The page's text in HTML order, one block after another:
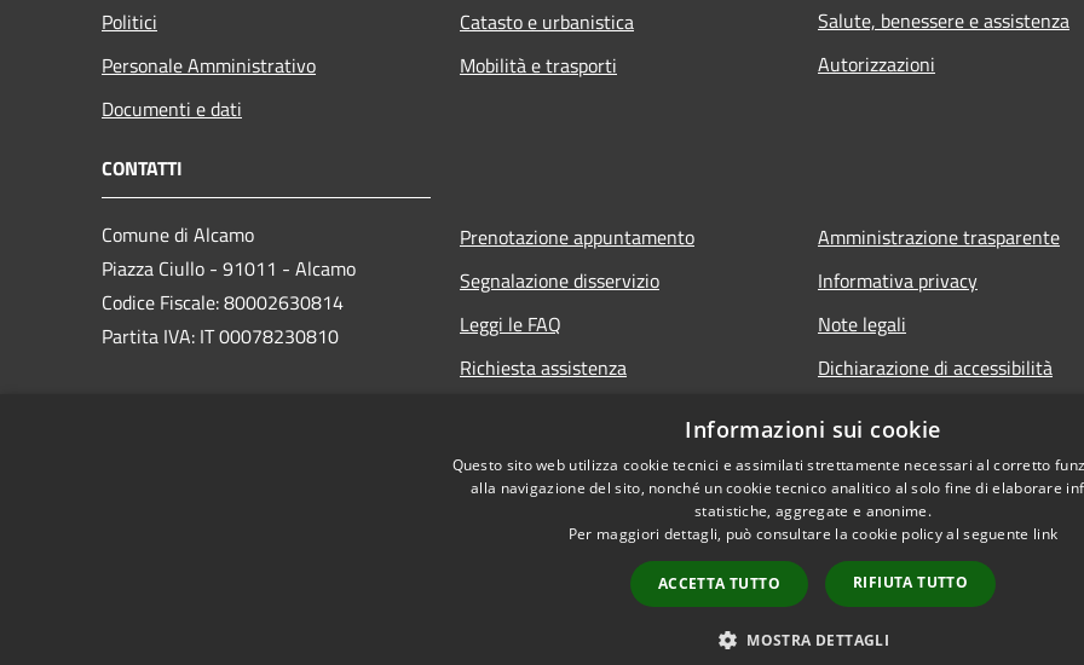
Politici
Personale Amministrativo
Documenti e dati
Catasto e urbanistica
Mobilità e trasporti
Salute, benessere e assistenza
Autorizzazioni
CONTATTI
Comune di Alcamo
Piazza Ciullo - 91011 - Alcamo
Codice Fiscale: 80002630814
Partita IVA: IT 00078230810
Prenotazione appuntamento
Segnalazione disservizio
Leggi le FAQ
Richiesta assistenza
Amministrazione trasparente
Informativa privacy
Note legali
Dichiarazione di accessibilità
Copyright © 2026 • Comune
Informazioni sui cookie
Questo sito web utilizza cookie tecnici e assimilati strettamente necessari al corretto
alla navigazione del sito, nonché un cookie tecnico analitico al solo fine di elaborare
statistiche, aggregate e anonime.
Per maggiori dettagli, può consultare la cookie policy al seguente link
ACCETTA TUTTO RIFIUTA TUTTO
MOSTRA DETTAGLI